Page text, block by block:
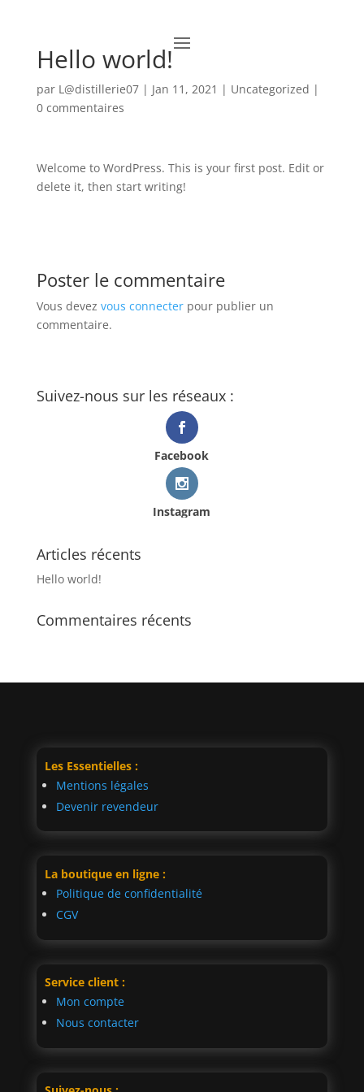
Hello world!
par L@distillerie07| Jan 11, 2021 | Uncategorized |
0 commentaires
Welcome to WordPress. This is your first post. Edit or
delete it, then start writing!
Poster le commentaire
Vous devez vous connecterpour publier un
commentaire.
Suivez-nous sur les réseaux :
Facebook
Instagram
Articles récents
Hello world!
Commentaires récents
Les Essentielles :
Mentions légales
Devenir revendeur
La boutique en ligne :
Politique de confidentialité
CGV
Service client :
Mon compte
Nous contacter